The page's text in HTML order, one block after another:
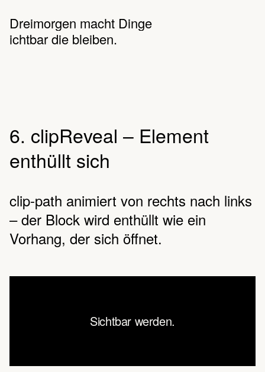
Dreimorgen macht Dinge
ichtbar die bleiben.
6. clipReveal – Element
enthüllt sich
clip-path animiert von rechts nach links
– der Block wird enthüllt wie ein
Vorhang, der sich öffnet.
Sichtbar werden.